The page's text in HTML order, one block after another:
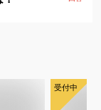
受付中